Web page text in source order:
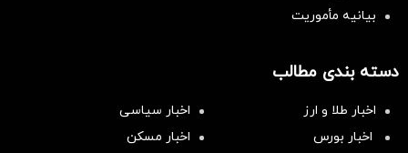
بیانیه مأموریت
دسته بندی مطالب
اخبار طلا و ارز
اخبار سیاسی
اخبار بورس
اخبار مسکن